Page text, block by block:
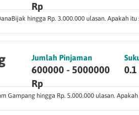
Rp
hingga Rp. 3.000.000 ulasan. Apakah
Jumlah Pinjaman
600000 - 5000000
Rp
0.1
Gampang hingga Rp. 5.000.000 ulasan.